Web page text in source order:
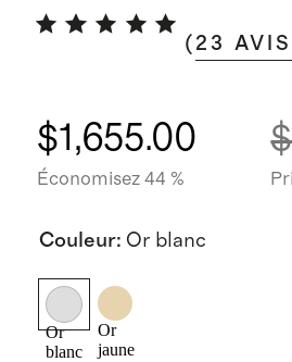
( 23 AVIS
$1,655.00
Économisez 44 %
Couleur: Or blanc
Or
blanc
Or
jaune